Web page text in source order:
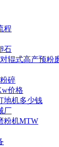
程
石
辊式高产预粉
碎
价格
地机多少钱
厂
粉机MTW